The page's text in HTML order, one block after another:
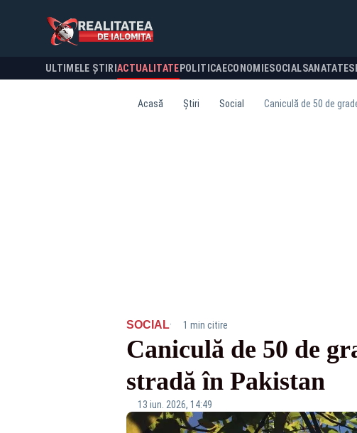
ULTIMELE ȘTIRI ACTUALITATE POLITICA ECONOMIESOCIALSANATATE
Acasă Știri Social Caniculă de 50 de
SOCIAL· 1 min citire
Caniculă de 50 de
stradă în Pakistan
13 iun. 2026, 14:49